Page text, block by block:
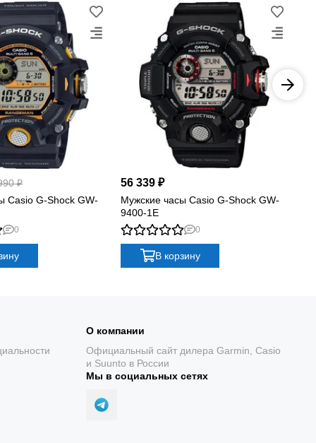
₽
Casio G-Shock GW-
0
56 339 ₽
Мужские часы Casio G-Shock GW-
9400-1E
0
В корзину
О компании
Официальный сайт дилера Garmin, Casio
и Suunto в России
Мы в социальных сетях